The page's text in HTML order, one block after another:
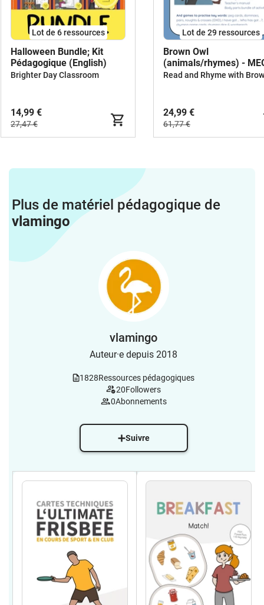
Lot de 6 ressources
Halloween Bundle; Kit
Pédagogique (English)
Brighter Day Classroom
14,99 €
27,47 €
Lot de 29 ressources
Brown Owl
(animals/rhymes) -
BUNDLE
24,99 €
61,77 €
Plus de matériel pédagogique de
vlamingo
vlamingo
Auteur·e depuis 2018
1828Ressources pédagogiques
20Followers
0Abonnements
Suivre